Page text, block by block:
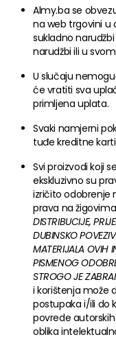
Almy.ba se
na web trgovini u
sukladno
narudžbi ili u
U slučaju
će vratiti sva
primljena uplata.
Svaki namjerni
tuđe kreditne
Svi proizvodi koji
ekskluzivno su
izričito odobrenje
prava na
DISTRIBUCIJE,
DUBINSKO
MATERIJALA OVIH
PISMENOG
STROGO JE
i korištenja može
postupaka i/ili do
povrede
oblika